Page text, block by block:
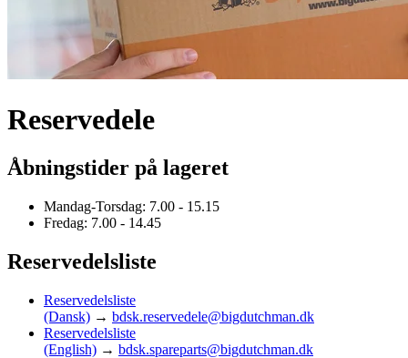
Reservedele
Åbningstider på lageret
Mandag-Torsdag: 7.00 - 15.15
Fredag: 7.00 - 14.45
Reservedelsliste
Reservedelsliste
(Dansk) → bdsk.reservedele@bigdutchman.dk
Reservedelsliste
(English) → bdsk.spareparts@bigdutchman.dk